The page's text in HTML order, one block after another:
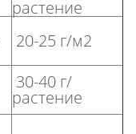
растение
20-25 г/м2
30-40 г/
растение